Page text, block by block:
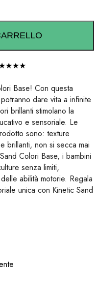
Base! Con questa
dare vita a infinite
brillanti stimolano la
e sensoriale. Le
sono: texture
brillanti, non si secca mai
Colori Base, i bambini
senza limiti,
abilità motorie. Regala
unica con Kinetic Sand